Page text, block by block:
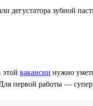
дегустатора зубной
этой вакансии нужно
первой работы —